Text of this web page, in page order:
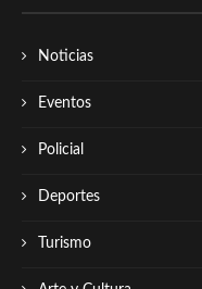
Noticias
Eventos
Policial
Deportes
Turismo